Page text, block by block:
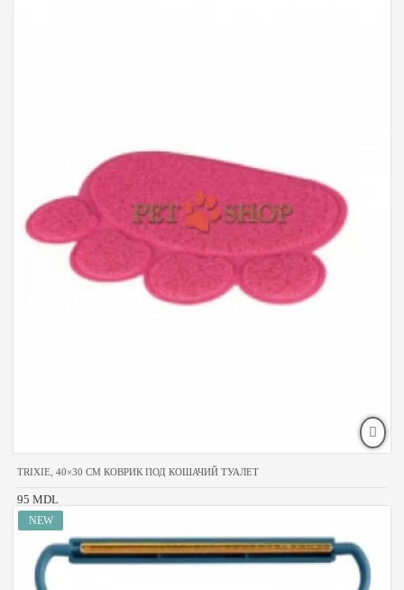
TRIXIE, 40×30 CM КОВРИК ПОД КОШАЧИЙ ТУАЛЕТ
95 MDL